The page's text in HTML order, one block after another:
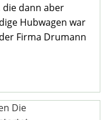
die dann aber
Hubwagen war
Firma Drumann